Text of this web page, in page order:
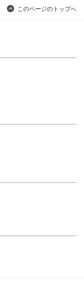
このページのトップへ